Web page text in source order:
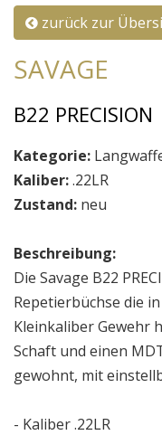
zurück zur
SAVAGE
B22 PRECISION
Kategorie:
Kaliber:.22LR
Zustand: neu
Beschreibung:
Die Savage B22
Repetierbüchse die
Kleinkaliber Gewehr
Schaft und einen
gewohnt, mit
- Kaliber .22LR